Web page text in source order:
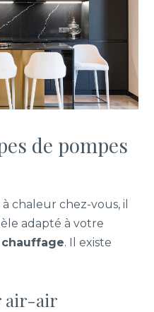
de pompes
chaleur chez-vous, il
adapté à votre
chauffage. Il existe
air-air